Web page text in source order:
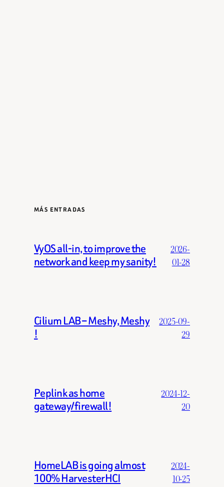
MÁS ENTRADAS
VyOS all-in, to improve the
network and keep my sanity!
2026-
01-28
Cilium LAB – Meshy, Meshy
!
2025-09-
29
Peplink as home
gateway/firewall!
2024-12-
20
HomeLAB is going almost
100% HarvesterHCI
2024-
10-25